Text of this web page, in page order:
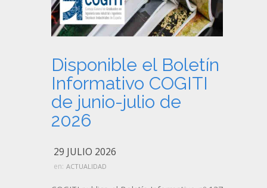
Disponible el Boletín
Informativo COGITI
de junio-julio de
2026
29 JULIO 2026
en: ACTUALIDAD